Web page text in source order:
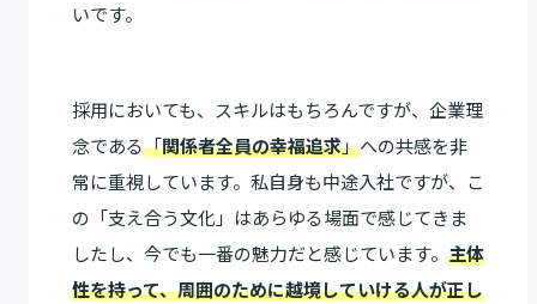
いです。
採用においても、スキルはもちろんですが、企業理
念である「関係者全員の幸福追求」への共感を非
常に重視しています。私自身も中途入社ですが、こ
の「支え合う文化」はあらゆる場面で感じてきま
したし、今でも一番の魅力だと感じています。 主体
性を持って、周囲のために越境していける人が正し